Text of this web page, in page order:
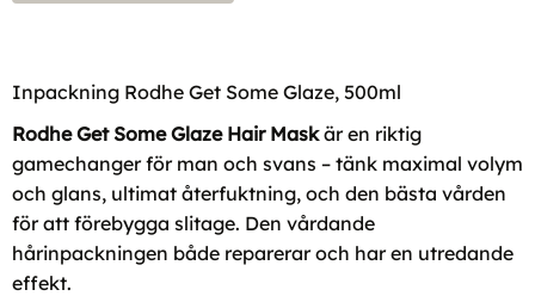
Inpackning Rodhe Get Some Glaze, 500ml
Rodhe Get Some Glaze Hair Maskär en riktig
gamechanger för man och svans – tänk maximal volym
och glans, ultimat återfuktning, och den bästa vården
för att förebygga slitage. Den vårdande
hårinpackningen både reparerar och har en utredande
effekt.